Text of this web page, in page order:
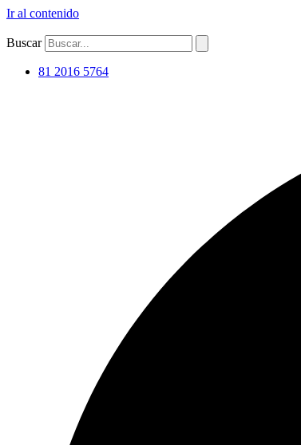
Ir al contenido
Buscar
81 2016 5764